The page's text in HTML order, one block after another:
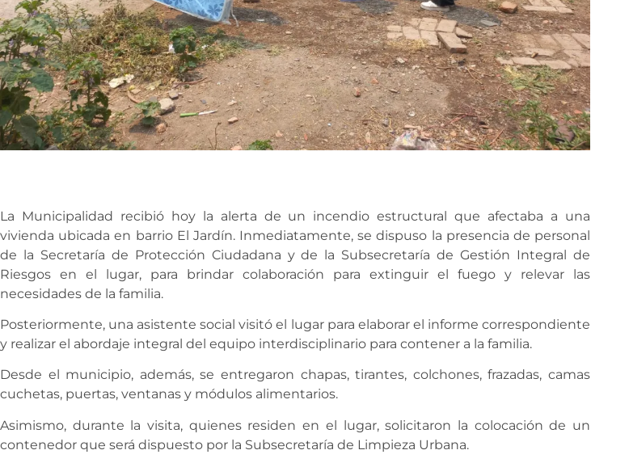
La Municipalidad recibió hoy la alerta de un incendio estructural que afectaba a una
vivienda ubicada en barrio El Jardín. Inmediatamente, se dispuso la presencia de personal
de la Secretaría de Protección Ciudadana y de la Subsecretaría de Gestión Integral de
Riesgos en el lugar, para brindar colaboración para extinguir el fuego y relevar las
necesidades de la familia.
Posteriormente, una asistente social visitó el lugar para elaborar el informe correspondiente
y realizar el abordaje integral del equipo interdisciplinario para contener a la familia.
Desde el municipio, además, se entregaron chapas, tirantes, colchones, frazadas, camas
cuchetas, puertas, ventanas y módulos alimentarios.
Asimismo, durante la visita, quienes residen en el lugar, solicitaron la colocación de un
contenedor que será dispuesto por la Subsecretaría de Limpieza Urbana.